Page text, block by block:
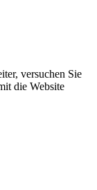
versuchen Sie
die Website